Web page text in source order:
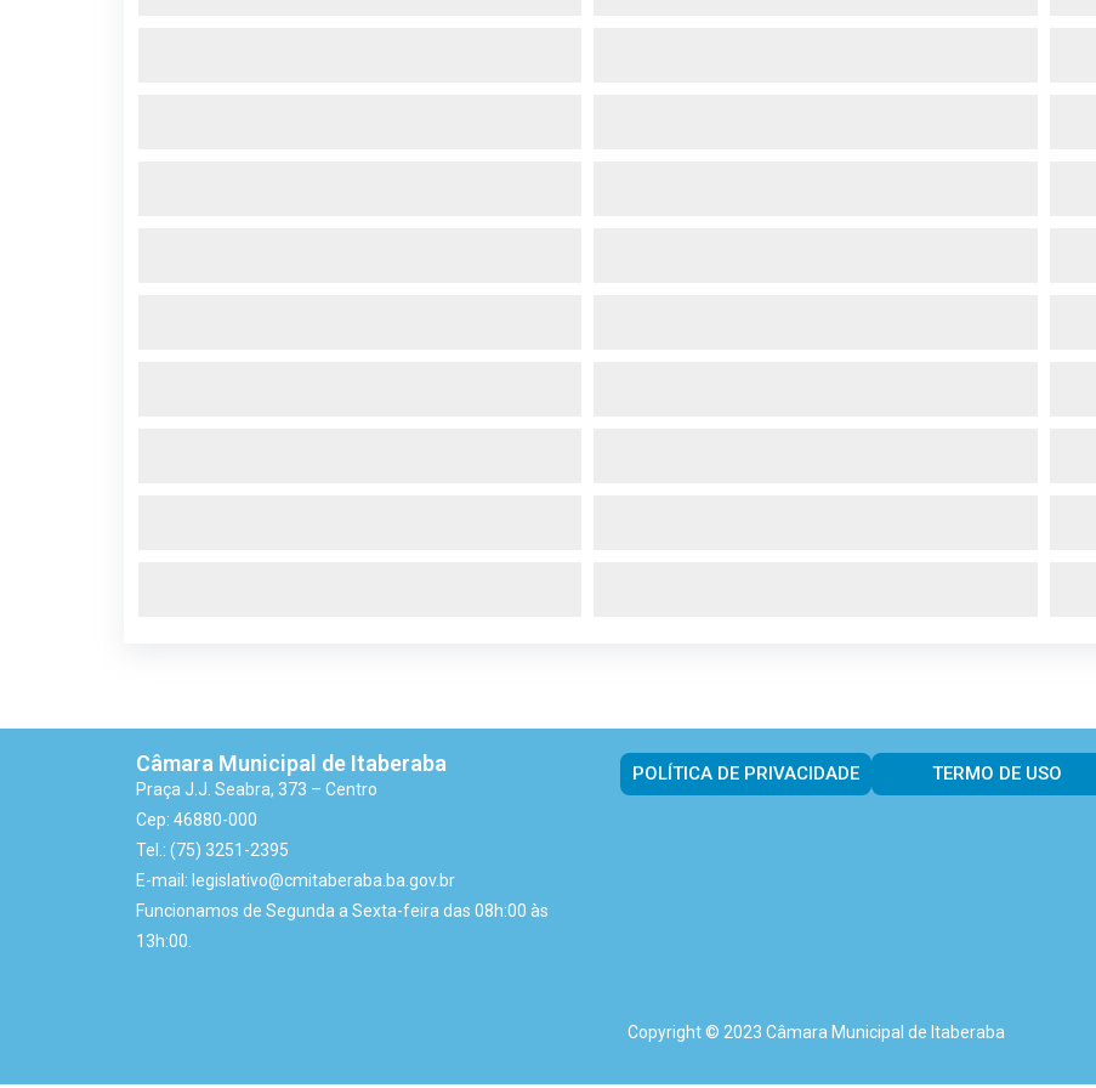
Câmara Municipal de Itaberaba
Praça J.J. Seabra, 373 – Centro
Cep: 46880-000
Tel.: (75) 3251-2395
E-mail: legislativo@cmitaberaba.ba.gov.br
Funcionamos de Segunda a Sexta-feira das 08h:00 às
13h:00.
POLÍTICA DE PRIVACIDADE TERMO DE USO
Copyright © 2023 Câmara Municipal de Itaberaba